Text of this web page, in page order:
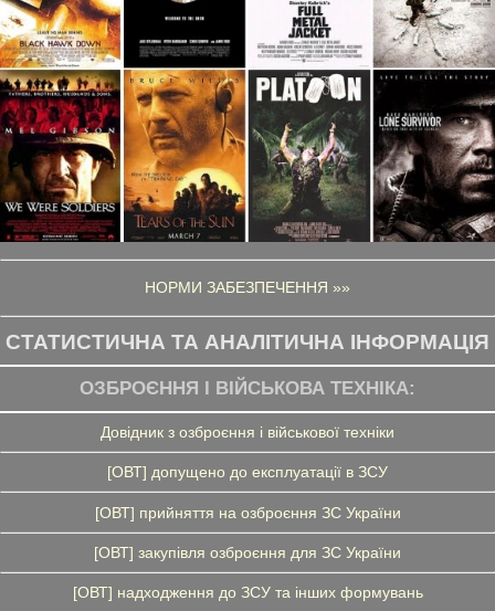
НОРМИ ЗАБЕЗПЕЧЕННЯ »»
СТАТИСТИЧНА ТА АНАЛІТИЧНА ІНФОРМАЦІЯ
ОЗБРОЄННЯ І ВІЙСЬКОВА ТЕХНІКА:
Довідник з озброєння і військової техніки
[ОВТ] допущено до експлуатації в ЗСУ
[ОВТ] прийняття на озброєння ЗС України
[ОВТ] закупівля озброєння для ЗС України
[ОВТ] надходження до ЗСУ та інших формувань